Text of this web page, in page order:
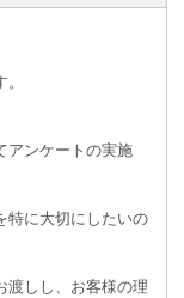
アンケートの実施
特に大切にしたいの
渡しし、お客様の理